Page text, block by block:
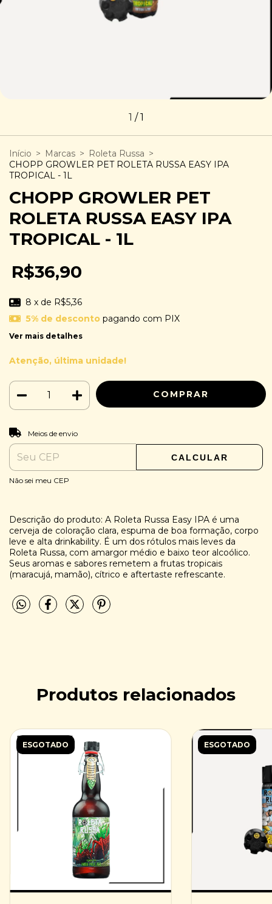
1 /1
Início > Marcas > Roleta Russa >
CHOPP GROWLER PET ROLETA RUSSA EASY IPA
TROPICAL - 1L
CHOPP GROWLER PET
ROLETA RUSSA EASY IPA
TROPICAL - 1L
R$36,90
8 x de R$5,36
5% de descontopagando com PIX
Ver mais detalhes
Atenção, última unidade!
Entregas para o CEP:
Meios de envio
CALCULAR
Não sei meu CEP
Descrição do produto: A Roleta Russa Easy IPA é uma
cerveja de coloração clara, espuma de boa formação, corpo
leve e alta drinkability. É um dos rótulos mais leves da
Roleta Russa, com amargor médio e baixo teor alcoólico.
Seus aromas e sabores remetem a frutas tropicais
(maracujá, mamão), cítrico e aftertaste refrescante.
Produtos relacionados
ESGOTADO ESGOTADO